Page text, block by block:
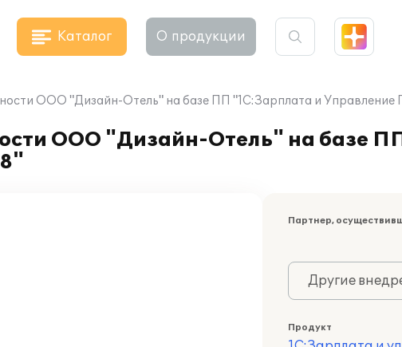
Каталог О продукции
ООО "Дизайн-Отель" на базе ПП "1С:Зарплата и Управление
ООО "Дизайн-Отель" на базе
Партнер,
Другие
Продукт